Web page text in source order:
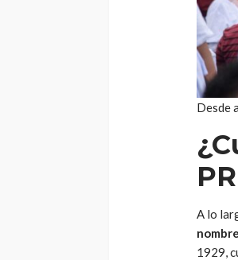
Desde
A lo
nombre
1929,